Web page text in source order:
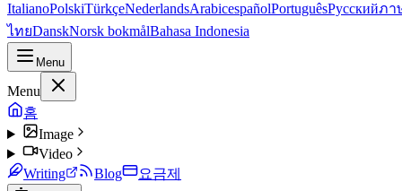
ItalianoPolskiTürkçeNederlandsArabicespañolPortuguêsРусскийภา
ไทยDanskNorsk bokmålBahasa Indonesia
Menu
Menu
홈
Image
Video
Writing
Blog 요금제